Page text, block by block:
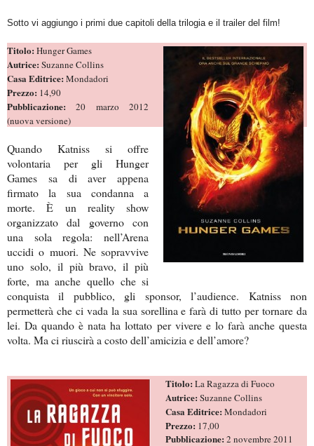
Sotto vi aggiungo i primi due capitoli della trilogia e il trailer del film!
Titolo: Hunger Games
Autrice: Suzanne Collins
Casa Editrice: Mondadori
Prezzo: 14,90
Pubblicazione: 20 marzo 2012
(nuova versione)
Quando Katniss si offre
volontaria per gli Hunger
Games sa di aver appena
firmato la sua condanna a
morte. È un reality show
organizzato dal governo con
una sola regola: nell’Arena
uccidi o muori. Ne sopravvive
uno solo, il più bravo, il più
forte, ma anche quello che si
conquista il pubblico, gli sponsor, l’audience. Katniss non
permetterà che ci vada la sua sorellina e farà di tutto per tornare da
lei. Da quando è nata ha lottato per vivere e lo farà anche questa
volta. Ma ci riuscirà a costo dell’amicizia e dell’amore?
Titolo: La Ragazza di Fuoco
Autrice: Suzanne Collins
Casa Editrice: Mondadori
Prezzo: 17,00
Pubblicazione: 2 novembre 2011